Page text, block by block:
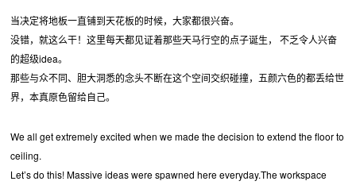
当决定将地板一直铺到天花板的时候，大家都很兴奋。
没错，就这么干！这里每天都见证着那些天马行空的点子诞生， 不乏令人兴奋
的超级idea。
那些与众不同、胆大洞悉的念头不断在这个空间交织碰撞，五颜六色的都丢给世
界，本真原色留给自己。
We all get extremely excited when we made the decision to extend the floor to
ceiling.
Let’s do this! Massive ideas were spawned here everyday.The workspace